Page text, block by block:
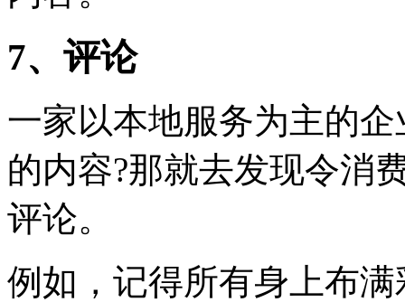
7、评论
一家以本地服务为主的
的内容?那就去发现令消
评论。
例如，记得所有身上布